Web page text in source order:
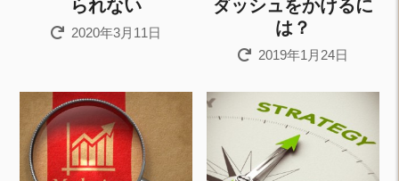
られない
2020年3月11日
ダッシュをかけるに
は？
2019年1月24日